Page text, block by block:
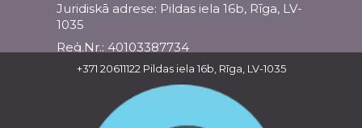
Juridiskā adrese: Pildas iela 16b, Rīga, LV-
1035
Reģ.Nr.: 40103387734
Banka: Swedbank AS
Swift kods: HABALV22
LV27HABA0551036212832
+371 20611122Pildas iela 16b, Rīga, LV-1035